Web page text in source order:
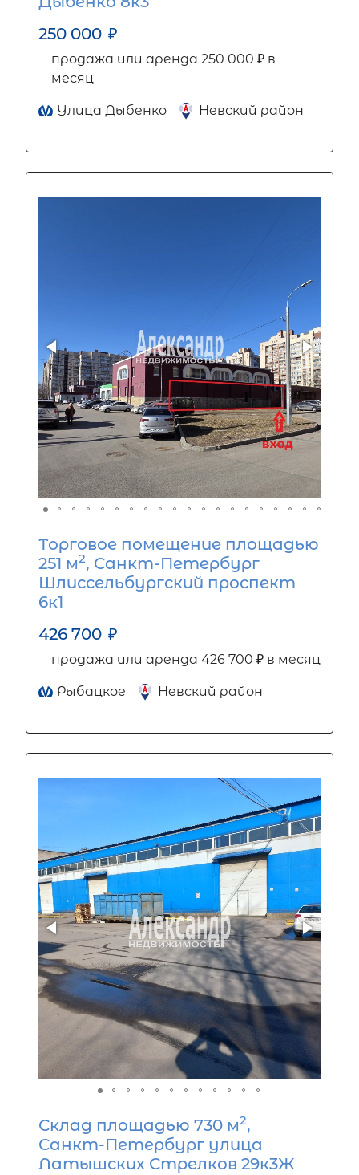
250 000 ₽
продажа или аренда 250 000 ₽ в
месяц
Улица Дыбенко Невский район
Торговое помещение площадью
251 м2, Санкт-Петербург
Шлиссельбургский проспект
6к1
426 700 ₽
продажа или аренда 426 700 ₽ в месяц
Рыбацкое Невский район
Склад площадью 730 м2,
Санкт-Петербург улица
Латышских Стрелков 29к3Ж